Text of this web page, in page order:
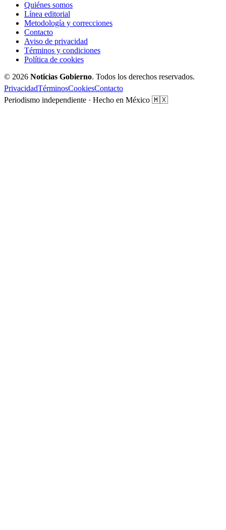
Quiénes somos
Línea editorial
Metodología y correcciones
Contacto
Aviso de privacidad
Términos y condiciones
Política de cookies
© 2026 Noticias Gobierno. Todos los derechos reservados.
PrivacidadTérminosCookiesContacto
Periodismo independiente · Hecho en México 🇲🇽